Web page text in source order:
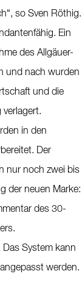
so Sven Röthig.
Ein
des Allgäuer-
und nach wurden
und die
in den
Der
nur noch zwei bis
der neuen Marke:
des 30-
System kann
werden.